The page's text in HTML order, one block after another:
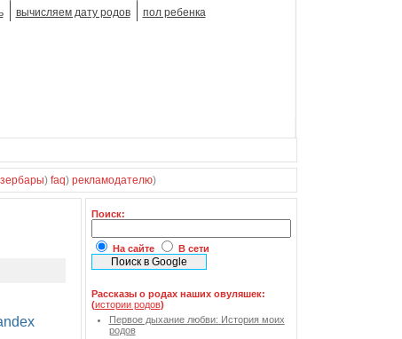
вычисляем дату родов пол ребенка
) faq) рекламодателю)
Поиск:
На сайте В сети
Рассказы о родах наших овуляшек:
(истории родов)
Первое дыхание любви: История моих
родов